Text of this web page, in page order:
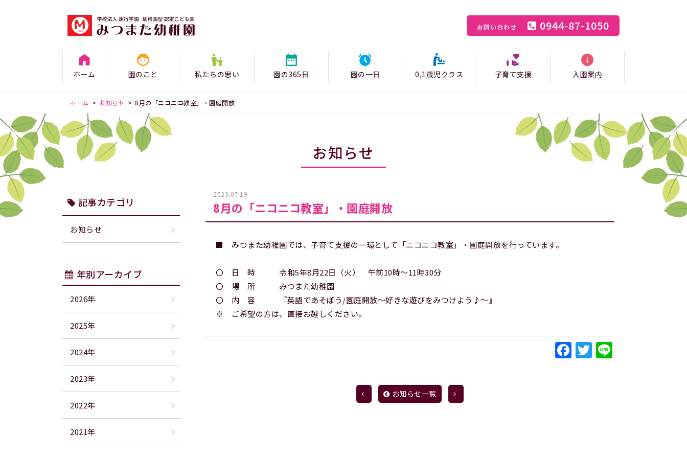
お問い合わせ 0944-87-1050
ホーム 園のこと 私たちの思い 園の365日 園の一日 0,1歳児クラス 子育て支援 入園案内
ホーム > お知らせ > 8月の「ニコニコ教室」・園庭開放
お知らせ
記事カテゴリ
お知らせ
年別アーカイブ
2026年
2025年
2024年
2023年
2022年
2021年
2023.07.19
8月の「ニコニコ教室」・園庭開放
■ みつまた幼稚園では、子育て支援の一環として「ニコニコ教室」・園庭開放を行っています。
〇 日 時 令和5年8月22日（火） 午前10時～11時30分
〇 場 所 みつまた幼稚園
〇 内 容 『英語であそぼう/園庭開放～好きな遊びをみつけよう♪～』
※ ご希望の方は、直接お越しください。
Facebook
Twitter
お知らせ一覧